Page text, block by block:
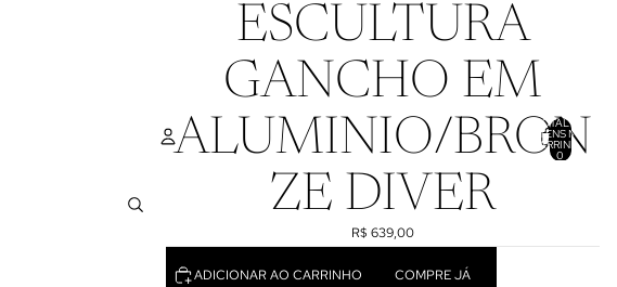
OUTRAS OPÇÕES DE LOGIN
TOTAL DE
ITENS NO
CARRINHO:
0
ESCULTURA
GANCHO EM
ALUMINIO/BRON
ZE DIVER
R$ 639,00
ADICIONAR AO CARRINHO COMPRE JÁ